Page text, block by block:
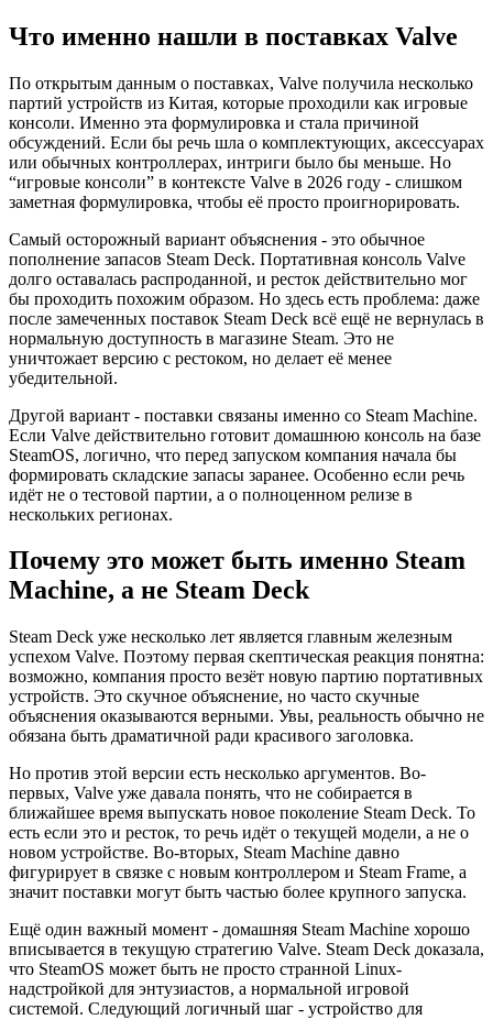
Что именно нашли в поставках Valve
По открытым данным о поставках, Valve получила несколько
партий устройств из Китая, которые проходили как игровые
консоли. Именно эта формулировка и стала причиной
обсуждений. Если бы речь шла о комплектующих, аксессуарах
или обычных контроллерах, интриги было бы меньше. Но
“игровые консоли” в контексте Valve в 2026 году - слишком
заметная формулировка, чтобы её просто проигнорировать.
Самый осторожный вариант объяснения - это обычное
пополнение запасов Steam Deck. Портативная консоль Valve
долго оставалась распроданной, и ресток действительно мог
бы проходить похожим образом. Но здесь есть проблема: даже
после замеченных поставок Steam Deck всё ещё не вернулась в
нормальную доступность в магазине Steam. Это не
уничтожает версию с рестоком, но делает её менее
убедительной.
Другой вариант - поставки связаны именно со Steam Machine.
Если Valve действительно готовит домашнюю консоль на базе
SteamOS, логично, что перед запуском компания начала бы
формировать складские запасы заранее. Особенно если речь
идёт не о тестовой партии, а о полноценном релизе в
нескольких регионах.
Почему это может быть именно Steam
Machine, а не Steam Deck
Steam Deck уже несколько лет является главным железным
успехом Valve. Поэтому первая скептическая реакция понятна:
возможно, компания просто везёт новую партию портативных
устройств. Это скучное объяснение, но часто скучные
объяснения оказываются верными. Увы, реальность обычно не
обязана быть драматичной ради красивого заголовка.
Но против этой версии есть несколько аргументов. Во-
первых, Valve уже давала понять, что не собирается в
ближайшее время выпускать новое поколение Steam Deck. То
есть если это и ресток, то речь идёт о текущей модели, а не о
новом устройстве. Во-вторых, Steam Machine давно
фигурирует в связке с новым контроллером и Steam Frame, а
значит поставки могут быть частью более крупного запуска.
Ещё один важный момент - домашняя Steam Machine хорошо
вписывается в текущую стратегию Valve. Steam Deck доказала,
что SteamOS может быть не просто странной Linux-
надстройкой для энтузиастов, а нормальной игровой
системой. Следующий логичный шаг - устройство для